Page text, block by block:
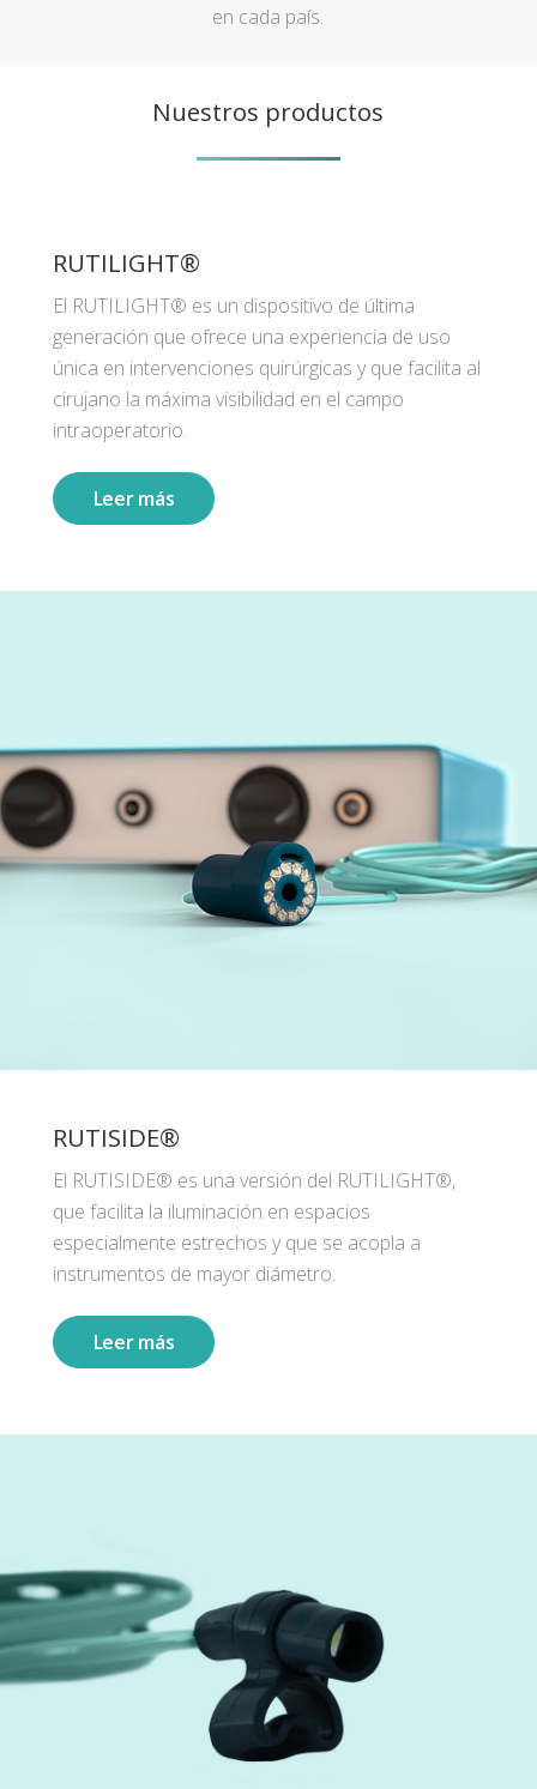
en cada país.
Nuestros productos
RUTILIGHT®
El RUTILIGHT® es un dispositivo de última
generación que ofrece una experiencia de uso
única en intervenciones quirúrgicas y que facilita al
cirujano la máxima visibilidad en el campo
intraoperatorio.
Leer más
RUTISIDE®
El RUTISIDE® es una versión del RUTILIGHT®,
que facilita la iluminación en espacios
especialmente estrechos y que se acopla a
instrumentos de mayor diámetro.
Leer más